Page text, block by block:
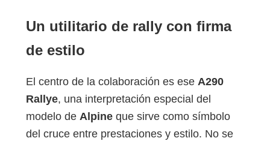
Un utilitario de rally con firma
de estilo
El centro de la colaboración es ese A290
Rallye, una interpretación especial del
modelo de Alpine que sirve como símbolo
del cruce entre prestaciones y estilo. No se